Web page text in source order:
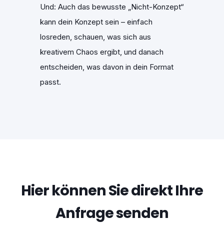
Und: Auch das bewusste „Nicht-Konzept“
kann dein Konzept sein – einfach
losreden, schauen, was sich aus
kreativem Chaos ergibt, und danach
entscheiden, was davon in dein Format
passt.
Hier können Sie direkt Ihre
Anfrage senden